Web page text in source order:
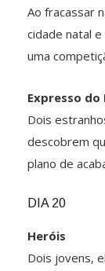
Ao fracassar
cidade natal
uma
Expresso do
Dois
descobrem
plano de
DIA 20
Heróis
Dois jovens,